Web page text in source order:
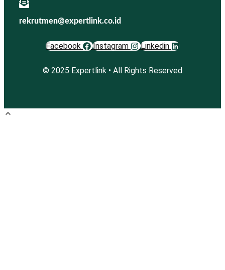
rekrutmen@expertlink.co.id
Facebook Instagram Linkedin
© 2025 Expertlink • All Rights Reserved